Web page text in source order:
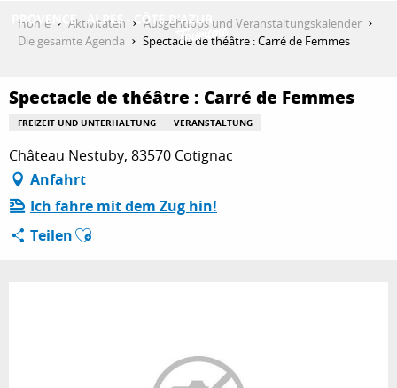
contenu
AKTIVITÄTEN
AUFENTHALT
Home Aktivitäten
Ausgehtipps und Veranstaltungskalender
Die gesamte Agenda
Spectacle de théâtre : Carré de Femmes
Spectacle de théâtre : Carré de Femmes
FREIZEIT UND UNTERHALTUNG VERANSTALTUNG
Château Nestuby, 83570 Cotignac
Anfahrt
Ich fahre mit dem Zug hin!
TeilenAjouter aux favoris